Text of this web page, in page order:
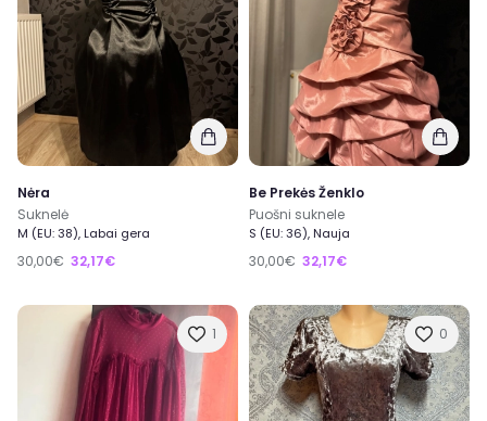
Nėra
Suknelė
M (EU: 38), Labai gera
30,00€ 32,17€
Be Prekės Ženklo
Puošni suknele
S (EU: 36), Nauja
30,00€ 32,17€
1 0